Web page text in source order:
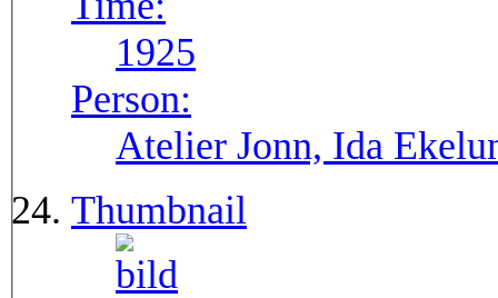
1925
Person:
Atelier Jonn, Ida
Thumbnail